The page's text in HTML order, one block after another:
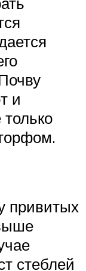
и
привитых
стеблей